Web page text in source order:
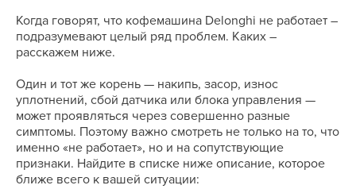
Когда говорят, что кофемашина Delonghi не работает ―
подразумевают целый ряд проблем. Каких ―
расскажем ниже.
Один и тот же корень — накипь, засор, износ
уплотнений, сбой датчика или блока управления —
может проявляться через совершенно разные
симптомы. Поэтому важно смотреть не только на то, что
именно «не работает», но и на сопутствующие
признаки. Найдите в списке ниже описание, которое
ближе всего к вашей ситуации: